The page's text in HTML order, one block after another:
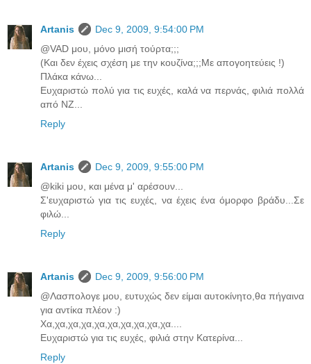
Artanis
Dec 9, 2009, 9:54:00 PM
@VAD μου, μόνο μισή τούρτα;;;
(Και δεν έχεις σχέση με την κουζίνα;;;Με απογοητεύεις !)
Πλάκα κάνω...
Ευχαριστώ πολύ για τις ευχές, καλά να περνάς, φιλιά πολλά
από ΝΖ...
Reply
Artanis
Dec 9, 2009, 9:55:00 PM
@kiki μου, και μένα μ' αρέσουν...
Σ'ευχαριστώ για τις ευχές, να έχεις ένα όμορφο βράδυ...Σε
φιλώ...
Reply
Artanis
Dec 9, 2009, 9:56:00 PM
@Λασπολογε μου, ευτυχώς δεν είμαι αυτοκίνητο,θα πήγαινα
για αντίκα πλέον :)
Χα,χα,χα,χα,χα,χα,χα,χα,χα,χα....
Ευχαριστώ για τις ευχές, φιλιά στην Κατερίνα...
Reply